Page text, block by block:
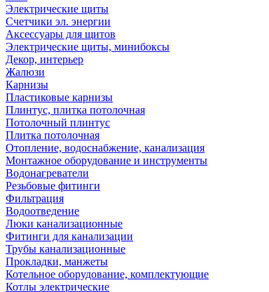
Электрические щиты
Счетчики эл. энергии
Аксессуары для щитов
Электрические щиты, минибоксы
Декор, интерьер
Жалюзи
Карнизы
Пластиковые карнизы
Плинтус, плитка потолочная
Потолочный плинтус
Плитка потолочная
Отопление, водоснабжение, канализация
Монтажное оборудование и инструменты
Водонагреватели
Резьбовые фитинги
Фильтрация
Водоотведение
Люки канализационные
Фитинги для канализации
Трубы канализационные
Прокладки, манжеты
Котельное оборудование, комплектующие
Котлы электрические